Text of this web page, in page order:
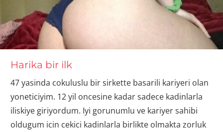
Harika bir ilk
47 yasinda cokuluslu bir sirkette basarili kariyeri olan
yoneticiyim. 12 yil oncesine kadar sadece kadinlarla
iliskiye giriyordum. Iyi gorunumlu ve kariyer sahibi
oldugum icin cekici kadinlarla birlikte olmakta zorluk